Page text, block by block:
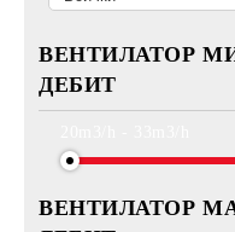
ВЕНТИЛАТОР
ДЕБИТ
ВЕНТИЛАТОР